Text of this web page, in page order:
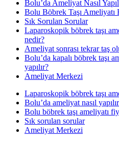
Bolu’da Ameliyat Nasıl
Bolu Böbrek Taşı Ameliyatı
Sık Sorulan Sorular
Laparoskopik böbrek taşı
nedir?
Ameliyat sonrası tekrar taş
Bolu’da kapalı böbrek taşı
yapılır?
Ameliyat Merkezi
Laparoskopik böbrek taşı
Bolu’da ameliyat nasıl
Bolu böbrek taşı ameliyatı
Sık sorulan sorular
Ameliyat Merkezi